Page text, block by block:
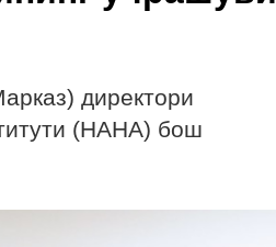
директори
(НАНА) бош